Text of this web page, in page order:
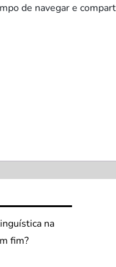
de navegar e
na
fim?